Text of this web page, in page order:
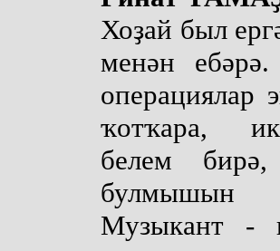
Хоҙай был
менән
операциялар
ҡотҡара,
белем бирә,
булмышын
Музыкант -